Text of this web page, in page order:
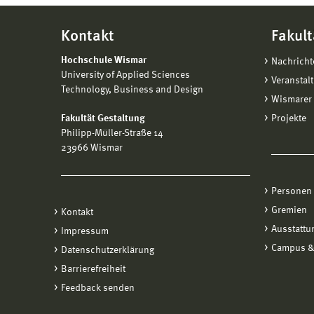
Kontakt
Hochschule Wismar
University of Applied Sciences
Technology, Business and Design
Fakultät Gestaltung
Philipp-Müller-Straße 14
23966 Wismar
Kontakt
Impressum
Datenschutzerklärung
Barrierefreiheit
Feedback senden
Wismarer
Projekte
Personen
Gremien
Campus